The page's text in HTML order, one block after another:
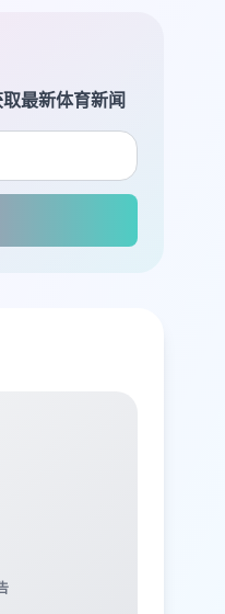
最新体育新闻